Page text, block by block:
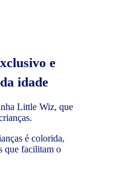
e
idade
Little Wiz, que
é colorida,
que facilitam o